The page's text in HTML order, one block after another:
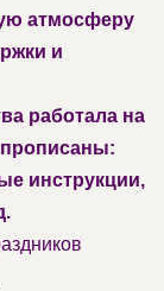
атмосферу
и
работала на
инструкции,